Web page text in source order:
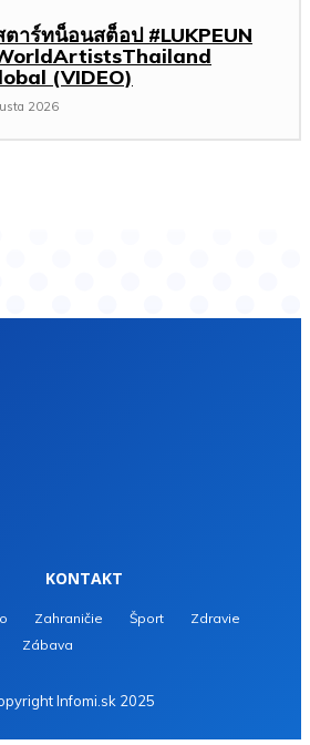
าร์ทน็อนสต็อป #LUKPEUN
(VIDEO)
2026
KONTAKT
Zahraničie Šport
Zdravie
Zábava
Infomi.sk 2025